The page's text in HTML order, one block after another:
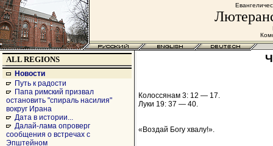
ALL REGIONS
Новости
Путь к радости
Папа римский призвал
остановить "спираль насилия"
вокруг Ирана
Дата в истории...
Далай-лама опроверг
сообщения о встречах с
Эпштейном
Колоссянам 3: 12 — 17.
Луки 19: 37 — 40.
«Воздай Богу хвалу!».